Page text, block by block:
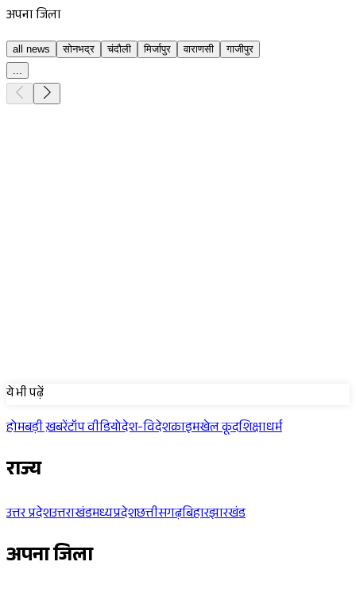
अपना जिला
all news सोनभद्र चंदौली मिर्जापुर वाराणसी
गाजीपुर
...
ये भी पढ़ें
होमबड़ी ख़बरेंटॉप वीडियोदेश-विदेशक्राइमखेल कूदशिक्षाधर्म
राज्य
उत्तर प्रदेशउत्तराखंडमध्यप्रदेशछत्तीसगढ़बिहारझारखंड
अपना जिला